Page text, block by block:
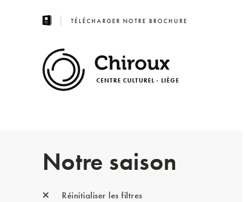
TÉLÉCHARGER NOTRE BROCHURE
CENTRE CULTUREL - LIÈGE
Notre saison
Réinitialiser les filtres